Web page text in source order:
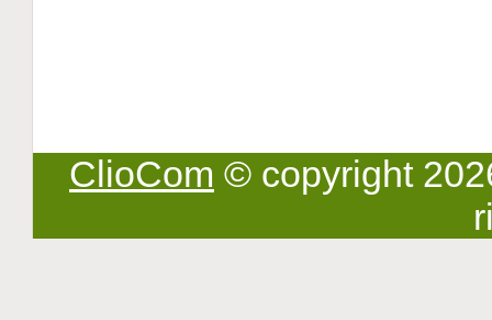
ClioCom © copyright